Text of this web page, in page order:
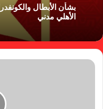
بشأن الأبطال
الأهلي مدني